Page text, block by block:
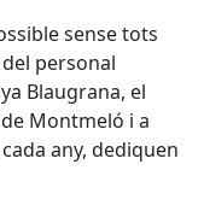
sense tots
personal
Blaugrana, el
Montmeló i a
any, dediquen